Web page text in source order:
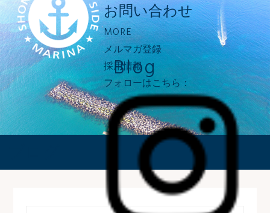
お問い合わせ
MORE
メルマガ登録
採用情報
フォローはこちら：
Blog